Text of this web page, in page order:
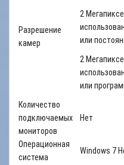
Разрешение
камер
2
или
2
или
Количество
подключаемых
мониторов
Нет
Операционная
система
Windows 7